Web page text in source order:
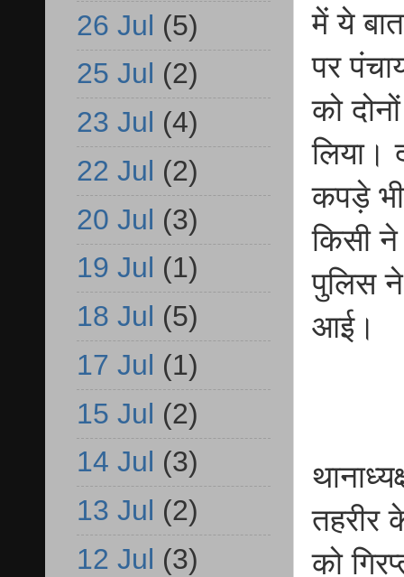
में ये
पर
को
लिया।
कपड़े
किसी
पुलिस
आई।
तहरीर
को
26 Jul (5)
25 Jul (2)
23 Jul (4)
22 Jul (2)
20 Jul (3)
19 Jul (1)
18 Jul (5)
17 Jul (1)
15 Jul (2)
14 Jul (3)
13 Jul (2)
12 Jul (3)